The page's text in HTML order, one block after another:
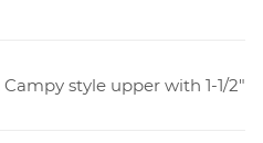
Campy style upper with 1-1/2"